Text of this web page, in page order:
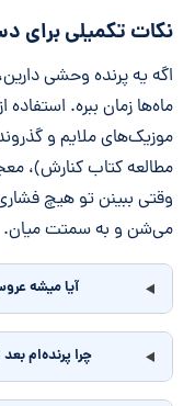
نکات تکمیلی
اگه یه پرنده وحشی
ماه‌ها زمان ببره.
موزیک‌های ملایم و
مطالعه کتاب کنارش)،
وقتی ببینن تو هیچ
می‌شن و به سمتت میان.
آیا میشه
چرا پرنده‌ام